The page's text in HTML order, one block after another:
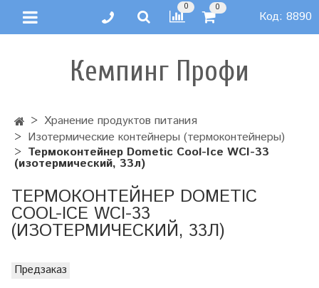
0 0
Код: 8890
Кемпинг Профи
Хранение продуктов питания
Изотермические контейнеры (термоконтейнеры)
Термоконтейнер Dometic Cool-Ice WCI-33
(изотермический, 33л)
ТЕРМОКОНТЕЙНЕР DOMETIC
COOL-ICE WCI-33
(ИЗОТЕРМИЧЕСКИЙ, 33Л)
Предзаказ